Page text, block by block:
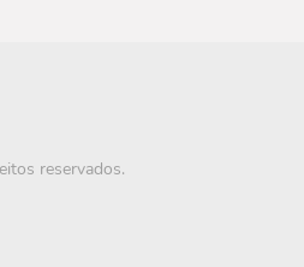
reservados.